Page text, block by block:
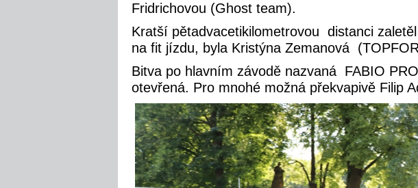
Fridrichovou (Ghost team).
Kratší pětadvacetikilometrovou distanci
na fit jízdu, byla Kristýna Zemanová
Bitva po hlavním závodě nazvaná FABIO
otevřená. Pro mnohé možná překvapivě Filip